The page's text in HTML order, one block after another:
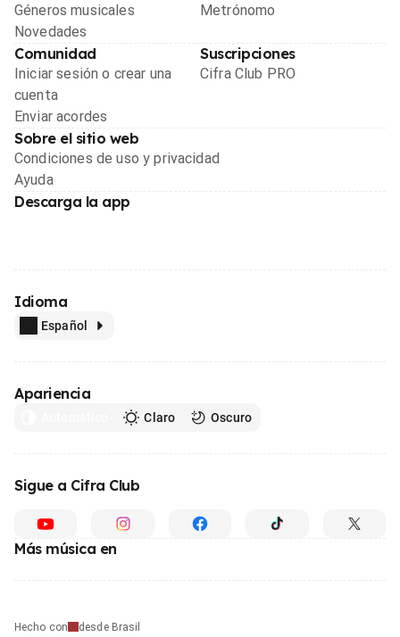
Géneros musicales
Novedades
Metrónomo
Comunidad
Iniciar sesión o crear una
cuenta
Enviar acordes
Suscripciones
Cifra Club PRO
Sobre el sitio web
Condiciones de uso y privacidad
Ayuda
Descarga la app
Idioma
Español
Apariencia
Claro Oscuro
Sigue a Cifra Club
Más música en
Hecho con
desde Brasil